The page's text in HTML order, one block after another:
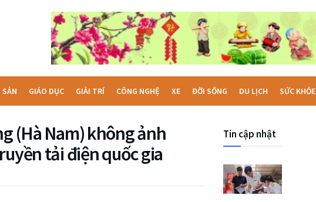
GIÁO DỤC GIẢI TRÍ CÔNG NGHỆ XE ĐỜI SỐNG DU LỊCH SỨC KHỎE
(Hà Nam) không ảnh
tải điện quốc gia
Tin cập nhật